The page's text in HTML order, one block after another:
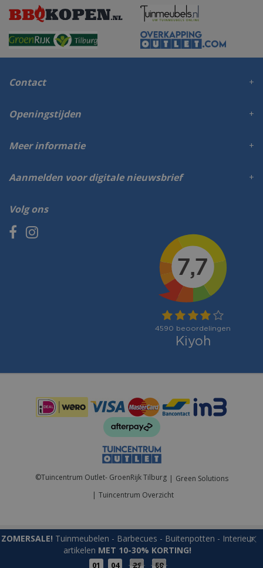
ZOMERSALE! Tuinmeubelen - Barbecues - Buitenpotten - Interieur
artikelen MET 10-30% KORTING!
01 04 26 59
Contact
Volg ons
Openingstijden
Meer informatie
Aanmelden voor digitale nieuwsbrief
©Tuincentrum Outlet- GroenRijk Tilburg
Green Solutions
Tuincentrum Overzicht